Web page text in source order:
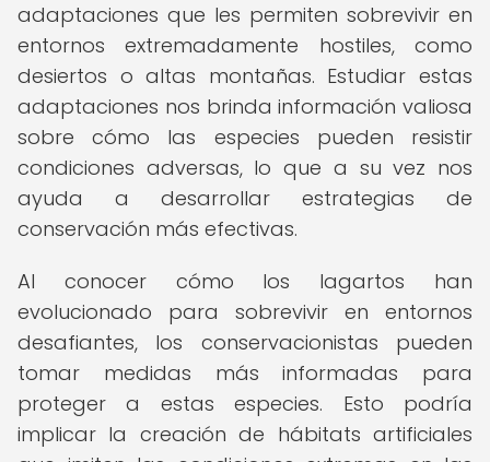
adaptaciones que les permiten sobrevivir en
entornos extremadamente hostiles, como
desiertos o altas montañas. Estudiar estas
adaptaciones nos brinda información valiosa
sobre cómo las especies pueden resistir
condiciones adversas, lo que a su vez nos
ayuda a desarrollar estrategias de
conservación más efectivas.
Al conocer cómo los lagartos han
evolucionado para sobrevivir en entornos
desafiantes, los conservacionistas pueden
tomar medidas más informadas para
proteger a estas especies. Esto podría
implicar la creación de hábitats artificiales